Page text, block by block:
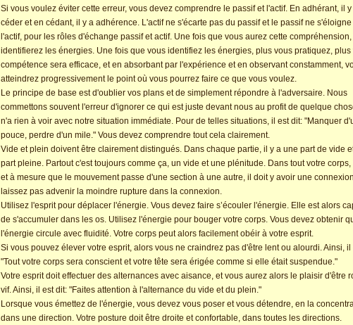
Si vous voulez éviter cette erreur, vous devez comprendre le passif et l'actif. En adhérant, il y
céder et en cédant, il y a adhérence. L'actif ne s'écarte pas du passif et le passif ne
l'actif, pour les rôles d'échange passif et actif. Une fois que vous aurez cette
identifierez les énergies. Une fois que vous identifiez les énergies, plus vous pratiquez, plus
compétence sera efficace, et en absorbant par l'expérience et en observant constamment,
atteindrez progressivement le point où vous pourrez faire ce que vous voulez.
Le principe de base est d'oublier vos plans et de simplement répondre à l'adversaire. Nous
commettons souvent l'erreur d'ignorer ce qui est juste devant nous au profit de quelque
n'a rien à voir avec notre situation immédiate. Pour de telles situations, il est dit: "Manquer
pouce, perdre d'un mile." Vous devez comprendre tout cela clairement.
Vide et plein doivent être clairement distingués. Dans chaque partie, il y a une part de vide
part pleine. Partout c'est toujours comme ça, un vide et une plénitude. Dans tout votre corps,
et à mesure que le mouvement passe d'une section à une autre, il doit y avoir une
laissez pas advenir la moindre rupture dans la connexion.
Utilisez l'esprit pour déplacer l'énergie. Vous devez faire s’écouler l'énergie. Elle est alors
de s'accumuler dans les os. Utilisez l'énergie pour bouger votre corps. Vous devez obtenir
l'énergie circule avec fluidité. Votre corps peut alors facilement obéir à votre esprit.
Si vous pouvez élever votre esprit, alors vous ne craindrez pas d'être lent ou alourdi. Ainsi, il
"Tout votre corps sera conscient et votre tête sera érigée comme si elle était suspendue."
Votre esprit doit effectuer des alternances avec aisance, et vous aurez alors le plaisir d'être
vif. Ainsi, il est dit: "Faites attention à l'alternance du vide et du plein."
Lorsque vous émettez de l'énergie, vous devez vous poser et vous détendre, en la
dans une direction. Votre posture doit être droite et confortable, dans toutes les directions.